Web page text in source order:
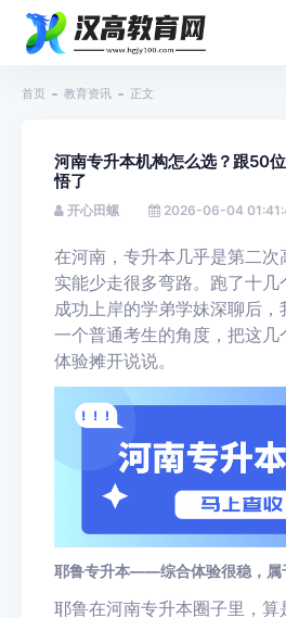
首页 教育资讯 正文
河南专升本机构怎么选？跟50
悟了
开心田螺 2026-06-04
在河南，专升本几乎是第二次
实能少走很多弯路。跑了十几
成功上岸的学弟学妹深聊后，
一个普通考生的角度，把这几
体验摊开说说。
耶鲁专升本——综合体验很稳，属
耶鲁在河南专升本圈子里，算